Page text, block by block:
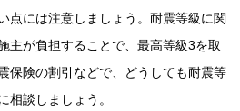
点には注意しましょう。耐震等級に関
主が負担することで、最高等級3を取
保険の割引などで、どうしても耐震等
相談しましょう。